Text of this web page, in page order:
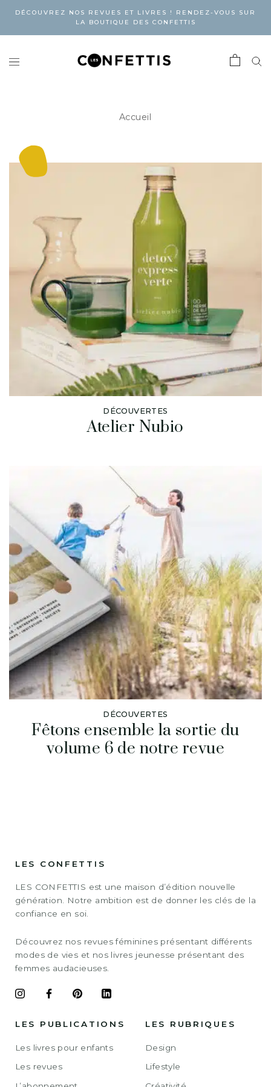
DÉCOUVREZ NOS REVUES ET LIVRES ! RENDEZ-VOUS SUR
LA BOUTIQUE DES CONFETTIS
Accueil
DÉCOUVERTES
Atelier Nubio
DÉCOUVERTES
Fêtons ensemble la sortie du
volume 6 de notre revue
LES CONFETTIS
LES CONFETTIS est une maison d’édition nouvelle
génération. Notre ambition est de donner les clés de la
confiance en soi.
Découvrez nos revues féminines présentant différents
modes de vies et nos livres jeunesse présentant des
femmes audacieuses.
LES PUBLICATIONS
Les livres pour enfants
Les revues
LES RUBRIQUES
Design
Lifestyle